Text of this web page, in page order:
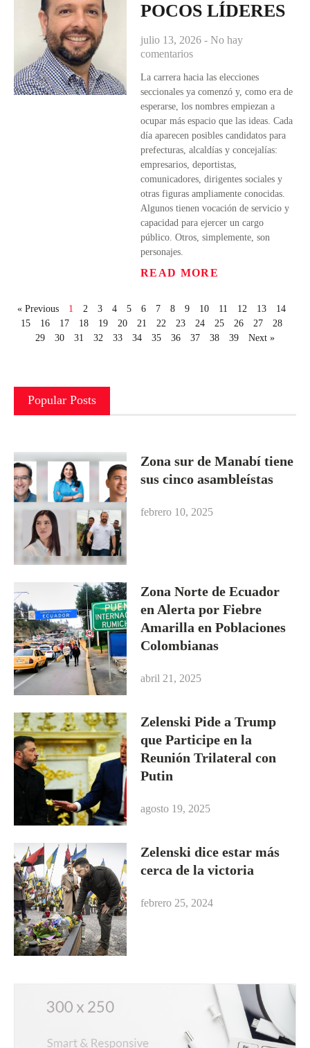
POCOS LÍDERES
julio 13, 2026 No hay
comentarios
La carrera hacia las elecciones
seccionales ya comenzó y, como era de
esperarse, los nombres empiezan a
ocupar más espacio que las ideas. Cada
día aparecen posibles candidatos para
prefecturas, alcaldías y concejalías:
empresarios, deportistas,
comunicadores, dirigentes sociales y
otras figuras ampliamente conocidas.
Algunos tienen vocación de servicio y
capacidad para ejercer un cargo
público. Otros, simplemente, son
personajes.
READ MORE
« Previous 1 2 3 4 5 6 7 8 9 10 11 12 13
14
15
16 17 18 19 20 21 22 23 24 25 26 27
28
29
30 31 32 33 34 35 36 37 38 39 Next »
Popular Posts
Zona sur de Manabí tiene
sus cinco asambleístas
febrero 10, 2025
Zona Norte de Ecuador
en Alerta por Fiebre
Amarilla en Poblaciones
Colombianas
abril 21, 2025
Zelenski Pide a Trump
que Participe en la
Reunión Trilateral con
Putin
agosto 19, 2025
Zelenski dice estar más
cerca de la victoria
febrero 25, 2024